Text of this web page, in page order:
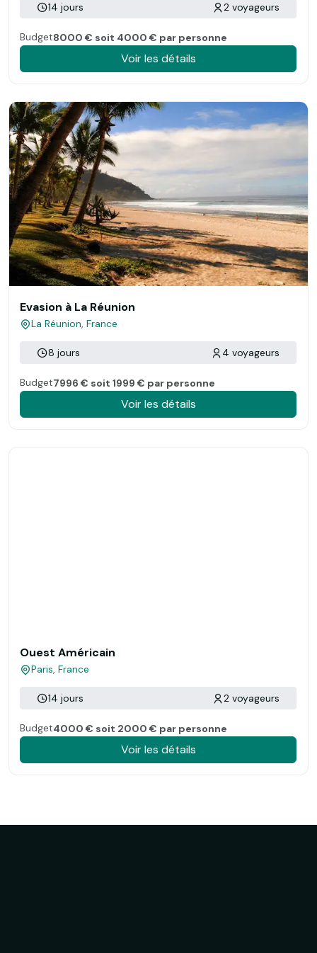
14 jours 2 voyageurs
Budget8000 € soit 4000 € par personne
Voir les détails
Evasion à La Réunion
La Réunion, France
8 jours 4 voyageurs
Budget7996 € soit 1999 € par personne
Voir les détails
Ouest Américain
Paris, France
14 jours 2 voyageurs
Budget4000 € soit 2000 € par personne
Voir les détails